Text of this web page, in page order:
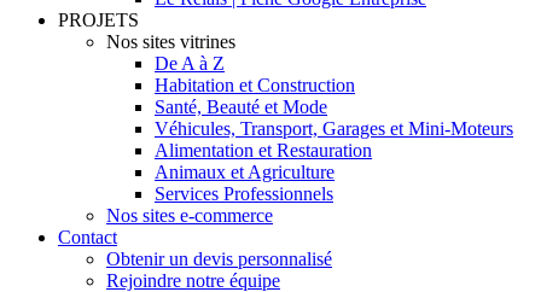
PROJETS
Nos sites vitrines
De A à Z
Habitation et Construction
Santé, Beauté et Mode
Véhicules, Transport, Garages et Mini-Moteurs
Alimentation et Restauration
Animaux et Agriculture
Services Professionnels
Nos sites e-commerce
Contact
Obtenir un devis personnalisé
Rejoindre notre équipe